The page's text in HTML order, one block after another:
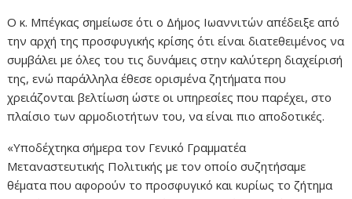
Ο κ. Μπέγκας σημείωσε ότι ο Δήμος Ιωαννιτών απέδειξε από
την αρχή της προσφυγικής κρίσης ότι είναι διατεθειμένος να
συμβάλει με όλες του τις δυνάμεις στην καλύτερη διαχείρισή
της, ενώ παράλληλα έθεσε ορισμένα ζητήματα που
χρειάζονται βελτίωση ώστε οι υπηρεσίες που παρέχει, στο
πλαίσιο των αρμοδιοτήτων του, να είναι πιο αποδοτικές.
«Υποδέχτηκα σήμερα τον Γενικό Γραμματέα
Μεταναστευτικής Πολιτικής με τον οποίο συζητήσαμε
θέματα που αφορούν το προσφυγικό και κυρίως το ζήτημα